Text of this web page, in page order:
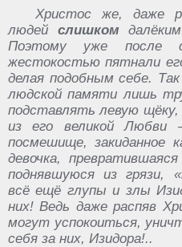
Христос же, даже
людей слишком
Поэтому уже после
жестокостью пятнали
делая подобным себе.
людской памяти лишь
подставлять левую щёку,
из его великой Любви
посмешище, закиданное
девочка,
поднявшуюся из грязи,
всё ещё глупы и злы
них! Ведь даже распяв
могут успокоиться,
себя за них, Изидора!..